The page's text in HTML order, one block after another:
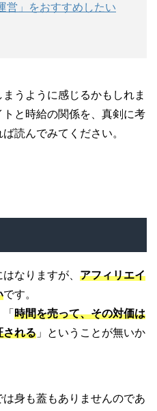
営」をおすすめしたい
うように感じるかもしれま
と時給の関係を、真剣に考
読んでみてください。
なりますが、 アフィリエイ
です。
時間を売って、その対価は
される 」ということが無いか
身も蓋もありませんのであ